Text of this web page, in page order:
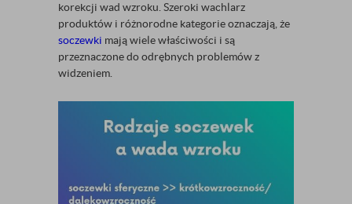
korekcji wad wzroku. Szeroki wachlarz
produktów i różnorodne kategorie oznaczają, że
soczewki mają wiele właściwości i są
przeznaczone do odrębnych problemów z
widzeniem.